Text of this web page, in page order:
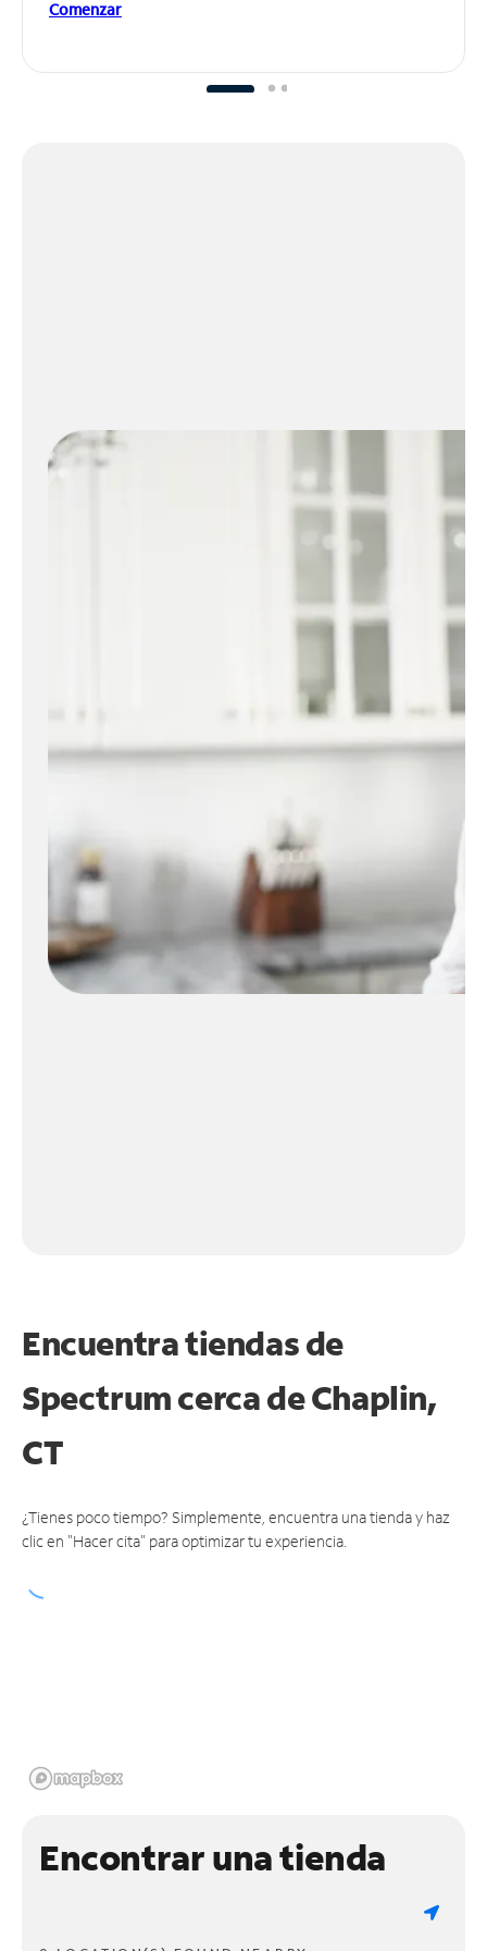
Comenzar
Encuentra tiendas de
Spectrum cerca deChaplin,
CT
¿Tienes poco tiempo? Simplemente, encuentra una tienda y haz
clic en "Hacer cita" para optimizar tu experiencia.
Encontrar una tienda